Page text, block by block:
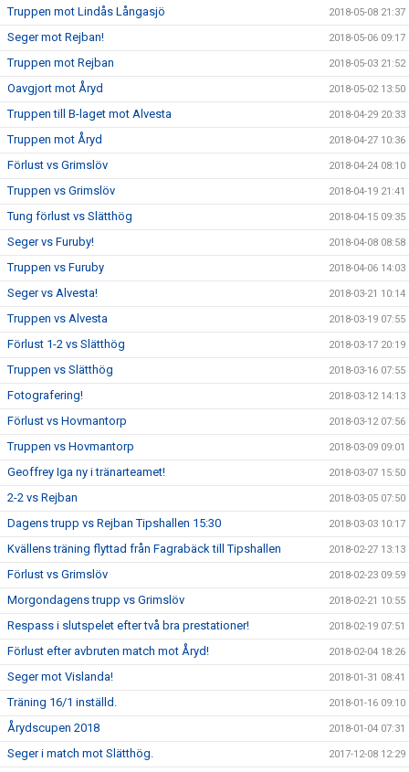
Truppen mot Lindås Långasjö 2018-05-08 21:37
Seger mot Rejban! 2018-05-06 09:17
Truppen mot Rejban 2018-05-03 21:52
Oavgjort mot Åryd 2018-05-02 13:50
Truppen till B-laget mot Alvesta 2018-04-29 20:33
Truppen mot Åryd 2018-04-27 10:36
Förlust vs Grimslöv 2018-04-24 08:10
Truppen vs Grimslöv 2018-04-19 21:41
Tung förlust vs Slätthög 2018-04-15 09:35
Seger vs Furuby! 2018-04-08 08:58
Truppen vs Furuby 2018-04-06 14:03
Seger vs Alvesta! 2018-03-21 10:14
Truppen vs Alvesta 2018-03-19 07:55
Förlust 1-2 vs Slätthög 2018-03-17 20:19
Truppen vs Slätthög 2018-03-16 07:55
Fotografering! 2018-03-12 14:13
Förlust vs Hovmantorp 2018-03-12 07:56
Truppen vs Hovmantorp 2018-03-09 09:01
Geoffrey Iga ny i tränarteamet! 2018-03-07 15:50
2-2 vs Rejban 2018-03-05 07:50
Dagens trupp vs Rejban Tipshallen 15:30 2018-03-03 10:17
Kvällens träning flyttad från Fagrabäck till Tipshallen 2018-02-27 13:13
Förlust vs Grimslöv 2018-02-23 09:59
Morgondagens trupp vs Grimslöv 2018-02-21 10:55
Respass i slutspelet efter två bra prestationer! 2018-02-19 07:51
Förlust efter avbruten match mot Åryd! 2018-02-04 18:26
Seger mot Vislanda! 2018-01-31 08:41
Träning 16/1 inställd. 2018-01-16 09:10
Årydscupen 2018 2018-01-04 07:31
Seger i match mot Slätthög. 2017-12-08 12:29